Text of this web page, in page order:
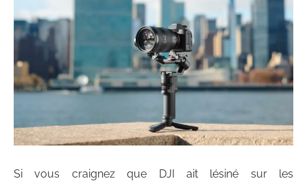
Si vous craignez que DJI ait lésiné sur les